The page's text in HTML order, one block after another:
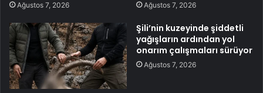
Ağustos 7, 2026 Ağustos 7, 2026
Şili’nin kuzeyinde şiddetli
yağışların ardından yol
onarım çalışmaları sürüyor
Ağustos 7, 2026